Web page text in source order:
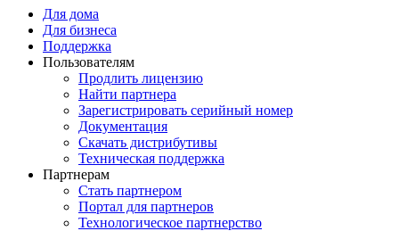
Для дома
Для бизнеса
Поддержка
Пользователям
Продлить лицензию
Найти партнера
Зарегистрировать серийный номер
Документация
Скачать дистрибутивы
Техническая поддержка
Партнерам
Стать партнером
Портал для партнеров
Технологическое партнерство